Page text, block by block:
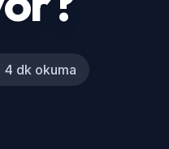
4 dk okuma